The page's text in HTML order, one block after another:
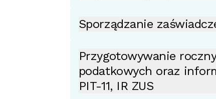
Sporządzanie
Przygotowywanie
podatkowych oraz
PIT-11, IR ZUS